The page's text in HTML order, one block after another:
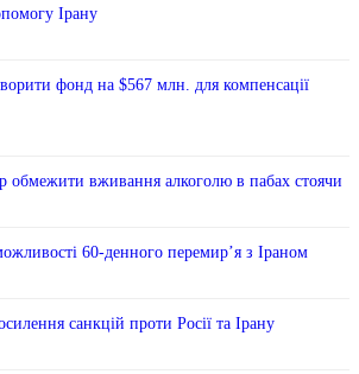
Ірану
фонд на $567 млн. для компенсації
обмежити вживання алкоголю в пабах стоячи
60-денного перемир’я з Іраном
санкцій проти Росії та Ірану